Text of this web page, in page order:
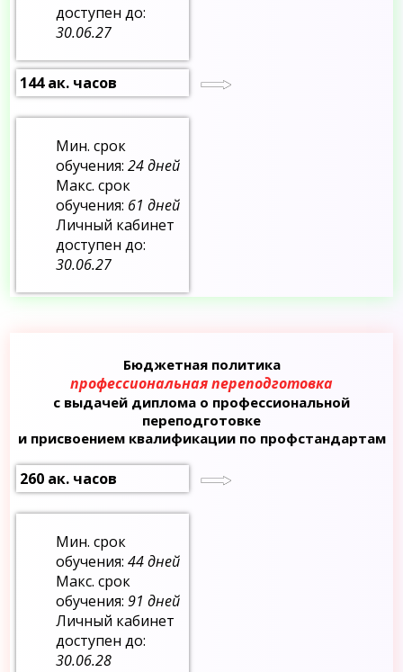
доступен до:
30.06.27
144 ак. часов
Мин. срок
обучения:24 дней
Макс. срок
обучения: 61 дней
Личный кабинет
доступен до:
30.06.27
Бюджетная политика
профессиональная переподготовка
с выдачей диплома о профессиональной
переподготовке
и присвоением квалификации по профстандартам
260 ак. часов
Мин. срок
обучения:44 дней
Макс. срок
обучения:91 дней
Личный кабинет
доступен до:
30.06.28